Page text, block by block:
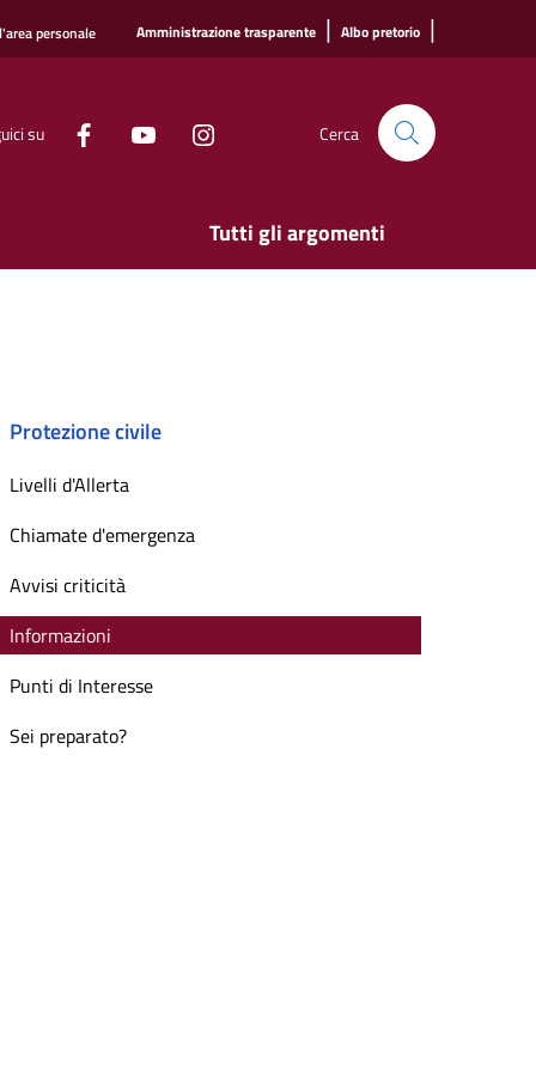
personale Amministrazione trasparente | Albo pretorio |
su Cerca
Tutti gli argomenti
Protezione civile
Livelli d'Allerta
Chiamate d'emergenza
Avvisi criticità
Informazioni
Punti di Interesse
Sei preparato?